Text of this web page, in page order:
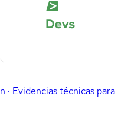
Evidencias técnicas para